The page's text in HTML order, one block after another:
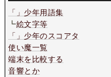
「」少年用語集
┗絵文字等
「」少年のスコアタ
使い魔一覧
端末を比較する
音響とか